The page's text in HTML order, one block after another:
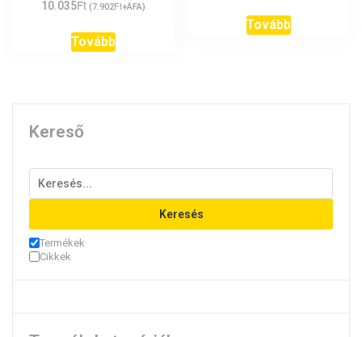
10.035Ft (7.902Ft+ÁFA)
Tovább
Tovább
Kereső
Keresés
Termékek
Cikkek